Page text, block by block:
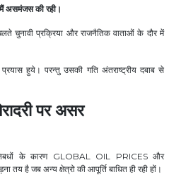
असमंजस की रही।
चुनावी प्रक्रिया और राजनैतिक वाताओं के दौर में
हुये। परन्तु उसकी गति अंतराष्ट्रीय दबाब से
पर असर
के कारण GLOBAL OIL PRICES और
तय है जब अन्य क्षेत्रो की आपूर्ति बाधित ही रही हों ।